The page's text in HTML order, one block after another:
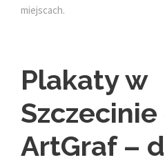
miejscach.
Plakaty w
Szczecinie
ArtGraf –